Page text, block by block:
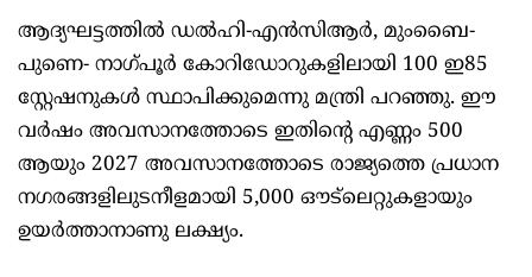
ആദ്യഘട്ടത്തിൽ ഡൽഹി-എൻസിആർ, മുംബൈ-
പുണെ- നാഗ്പൂർ കോറിഡോറുകളിലായി 100 ഇ85
സ്റ്റേഷനുകൾ സ്ഥാപിക്കുമെന്നു മന്ത്രി പറഞ്ഞു. ഈ
വർഷം അവസാനത്തോടെ ഇതിന്റെ എണ്ണം 500
ആയും 2027 അവസാനത്തോടെ രാജ്യത്തെ പ്രധാന
നഗരങ്ങളിലുടനീളമായി 5,000 ഔട്‌ലെറ്റുകളായും
ഉയർത്താനാണു ലക്ഷ്യം.